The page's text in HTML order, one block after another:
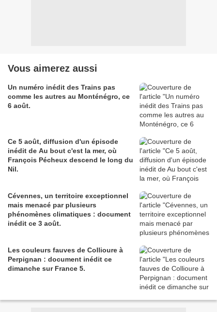
Vous aimerez aussi
Un numéro inédit des Trains pas
comme les autres au Monténégro, ce
6 août.
Ce 5 août, diffusion d'un épisode
inédit de Au bout c'est la mer, où
François Pécheux descend le long du
Nil.
Cévennes, un territoire exceptionnel
mais menacé par plusieurs
phénomènes climatiques : document
inédit ce 3 août.
Les couleurs fauves de Collioure à
Perpignan : document inédit ce
dimanche sur France 5.